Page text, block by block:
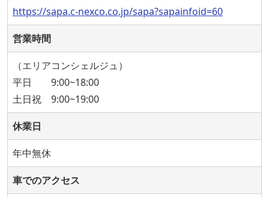
https://sapa.c-nexco.co.jp/sapa?sapainfoid=60
営業時間
（エリアコンシェルジュ）
平日 9:00~18:00
土日祝 9:00~19:00
休業日
年中無休
車でのアクセス